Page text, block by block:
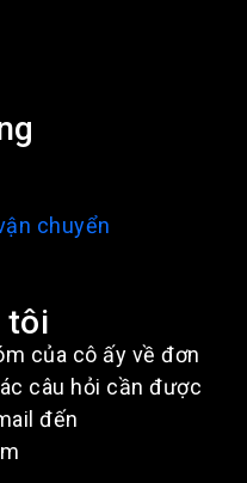
chuyển
tôi
của cô ấy về đơn
câu hỏi cần được
đến